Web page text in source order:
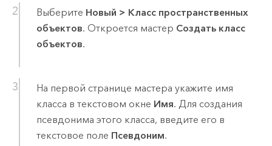
Выберите Новый > Класс пространственных
объектов. Откроется мастер Создать класс
объектов.
На первой странице мастера укажите имя
класса в текстовом окне Имя. Для создания
псевдонима этого класса, введите его в
текстовое поле Псевдоним.